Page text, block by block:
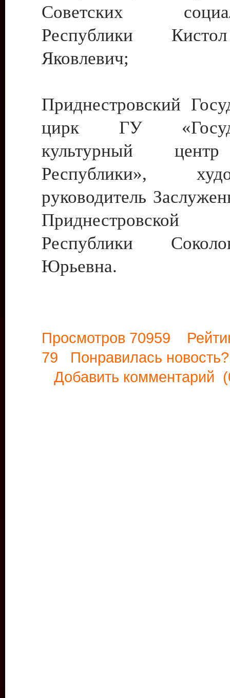
Советских
Республики
Яковлевич;
Приднестровский
цирк ГУ
культурный
Республики»,
руководитель
Приднестровской
Республики
Юрьевна.
Просмотров 70959
79 Понравилась
Добавить комментарий